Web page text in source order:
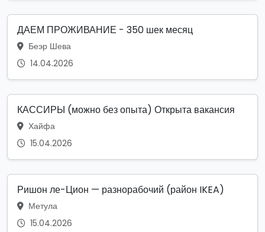
ДАЕМ ПРОЖИВАНИЕ - 350 шек месяц
Беэр Шева
14.04.2026
КАССИРЫ (можно без опыта) Открыта вакансия
Хайфа
15.04.2026
Ришон ле-Цион — разнорабочий (район IKEA)
Метула
15.04.2026